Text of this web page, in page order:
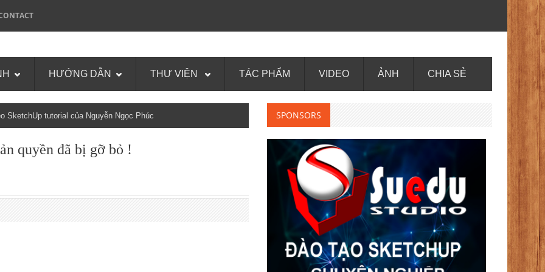
HƯỚNG DẪN THƯ VIỆN TÁC PHẨM VIDEO ẢNH CHIA SẺ
tutorial của Nguyễn Ngọc Phúc
quyền đã bị gỡ bỏ !
SPONSORS